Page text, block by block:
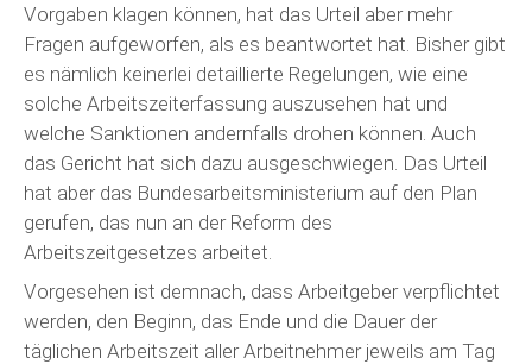
Vorgaben klagen können, hat das Urteil aber mehr
Fragen aufgeworfen, als es beantwortet hat. Bisher gibt
es nämlich keinerlei detaillierte Regelungen, wie eine
solche Arbeitszeiterfassung auszusehen hat und
welche Sanktionen andernfalls drohen können. Auch
das Gericht hat sich dazu ausgeschwiegen. Das Urteil
hat aber das Bundesarbeitsministerium auf den Plan
gerufen, das nun an der Reform des
Arbeitszeitgesetzes arbeitet.
Vorgesehen ist demnach, dass Arbeitgeber verpflichtet
werden, den Beginn, das Ende und die Dauer der
täglichen Arbeitszeit aller Arbeitnehmer jeweils am Tag